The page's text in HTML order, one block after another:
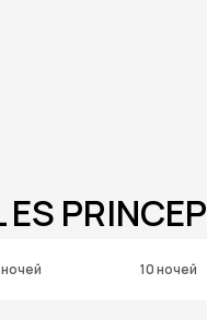
PRINCEP
10 ночей